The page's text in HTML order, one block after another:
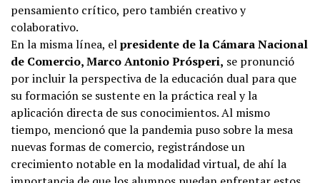
pensamiento crítico, pero también creativo y
colaborativo.
En la misma línea, elpresidente de la Cámara Nacional
de Comercio, Marco Antonio Prósperi, se pronunció
por incluir la perspectiva de la educación dual para que
su formación se sustente en la práctica real y la
aplicación directa de sus conocimientos. Al mismo
tiempo, mencionó que la pandemia puso sobre la mesa
nuevas formas de comercio, registrándose un
crecimiento notable en la modalidad virtual, de ahí la